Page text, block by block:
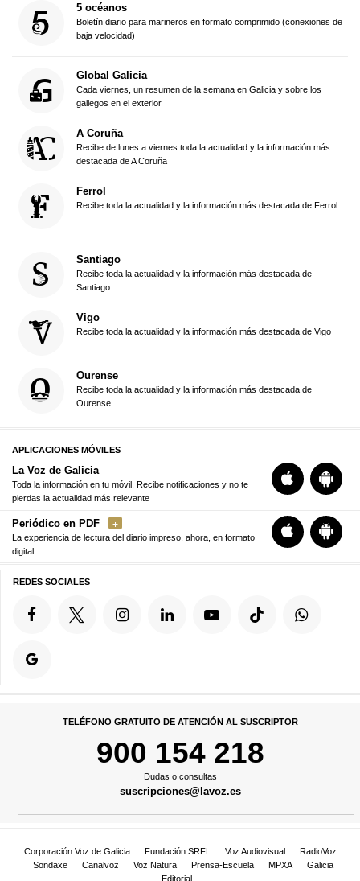
5 océanos
Boletín diario para marineros en formato comprimido (conexiones de
baja velocidad)
Global Galicia
Cada viernes, un resumen de la semana en Galicia y sobre los
gallegos en el exterior
A Coruña
Recibe de lunes a viernes toda la actualidad y la información más
destacada de A Coruña
Ferrol
Recibe toda la actualidad y la información más destacada de Ferrol
Santiago
Recibe toda la actualidad y la información más destacada de
Santiago
Vigo
Recibe toda la actualidad y la información más destacada de Vigo
Ourense
Recibe toda la actualidad y la información más destacada de
Ourense
APLICACIONES MÓVILES
La Voz de Galicia
Toda la información en tu móvil. Recibe notificaciones y no te
pierdas la actualidad más relevante
Periódico en PDF
La experiencia de lectura del diario impreso, ahora, en formato
digital
REDES SOCIALES
TELÉFONO GRATUITO DE ATENCIÓN AL SUSCRIPTOR
900 154 218
Dudas o consultas
suscripciones@lavoz.es
Corporación Voz de Galicia Fundación SRFL Voz Audiovisual
RadioVoz
Sondaxe
Canalvoz Voz Natura Prensa-Escuela MPXA
Galicia
Editorial